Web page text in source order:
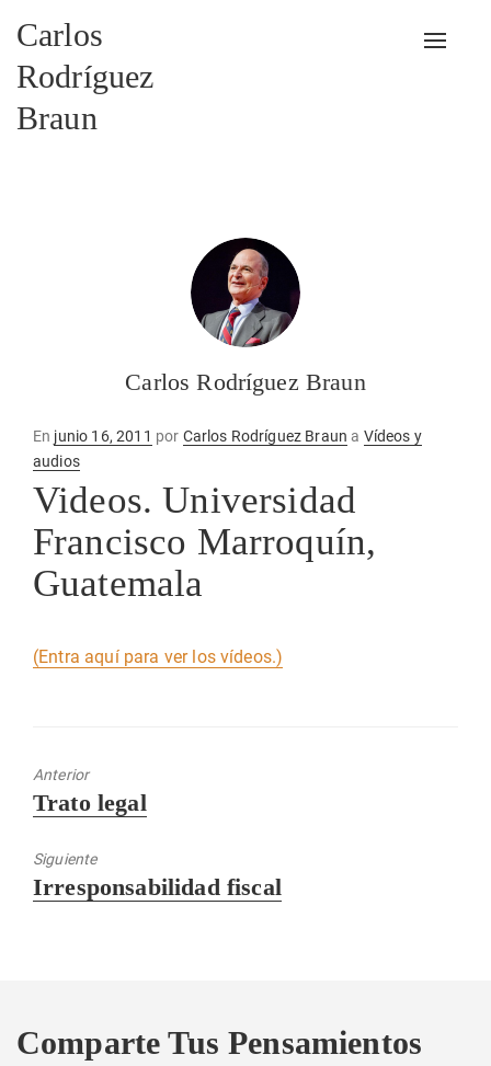
Carlos
Rodríguez
Braun
Carlos Rodríguez Braun
En Publicado
en
junio 16, 2011 por Carlos Rodríguez Braun a Vídeos y
audios
Videos. Universidad
Francisco Marroquín,
Guatemala
(Entra aquí para ver los vídeos.)
Anterior
Entrada
Trato legal
Siguiente
Entrada
Irresponsabilidad fiscal
Comparte Tus Pensamientos